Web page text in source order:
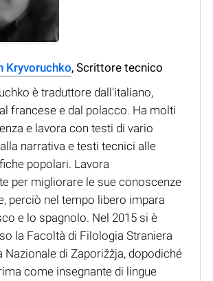
Kryvoruchko, Scrittore tecnico
è traduttore dall'italiano,
francese e dal polacco. Ha molti
e lavora con testi di vario
narrativa e testi tecnici alle
popolari. Lavora
per migliorare le sue conoscenze
perciò nel tempo libero impara
e lo spagnolo. Nel 2015 si è
la Facoltà di Filologia Straniera
Nazionale di Zaporižžja, dopodiché
come insegnante di lingue